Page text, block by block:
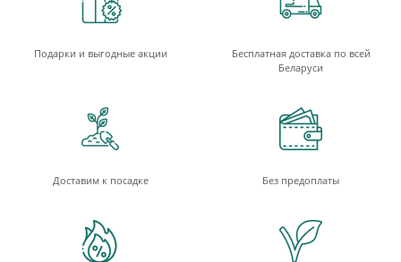
Подарки и выгодные акции
Бесплатная доставка по всей
Беларуси
Доставим к посадке Без предоплаты